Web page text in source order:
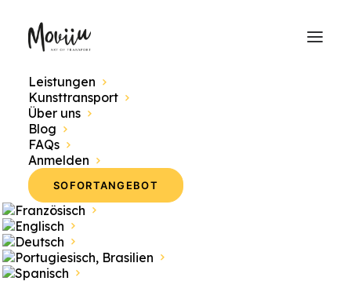
Leistungen
Kunsttransport
Über uns
Blog
FAQs
Anmelden
SOFORTANGEBOT
Tracking meines
Transports
WAS PASSIERT NACH BESTÄTIGUNG UND ZAHLUNG
DER SENDUNG? WAS SIND DIE NÄCHSTEN
SCHRITTE?